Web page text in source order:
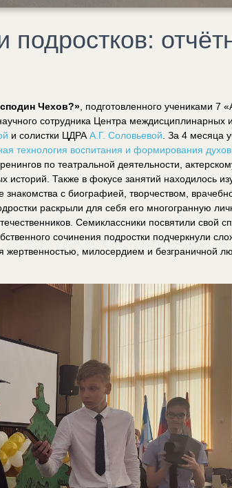
подростков:
Чехов?» , подготовленного учениками 7
сотрудника Центра междисциплинарных
и солистки ЦДРА А.Г. Соловьевой . За 4​ месяца
технология воспитания и формирования
по театральной деятельности,
Также в фокусе занятий находилось
знакомства с биографией, творчеством,
раскрыли для себя его многогранную
Семиклассники посвятили свой
сочинения подростки подчеркнули
жертвенностью, милосердием и безграничной